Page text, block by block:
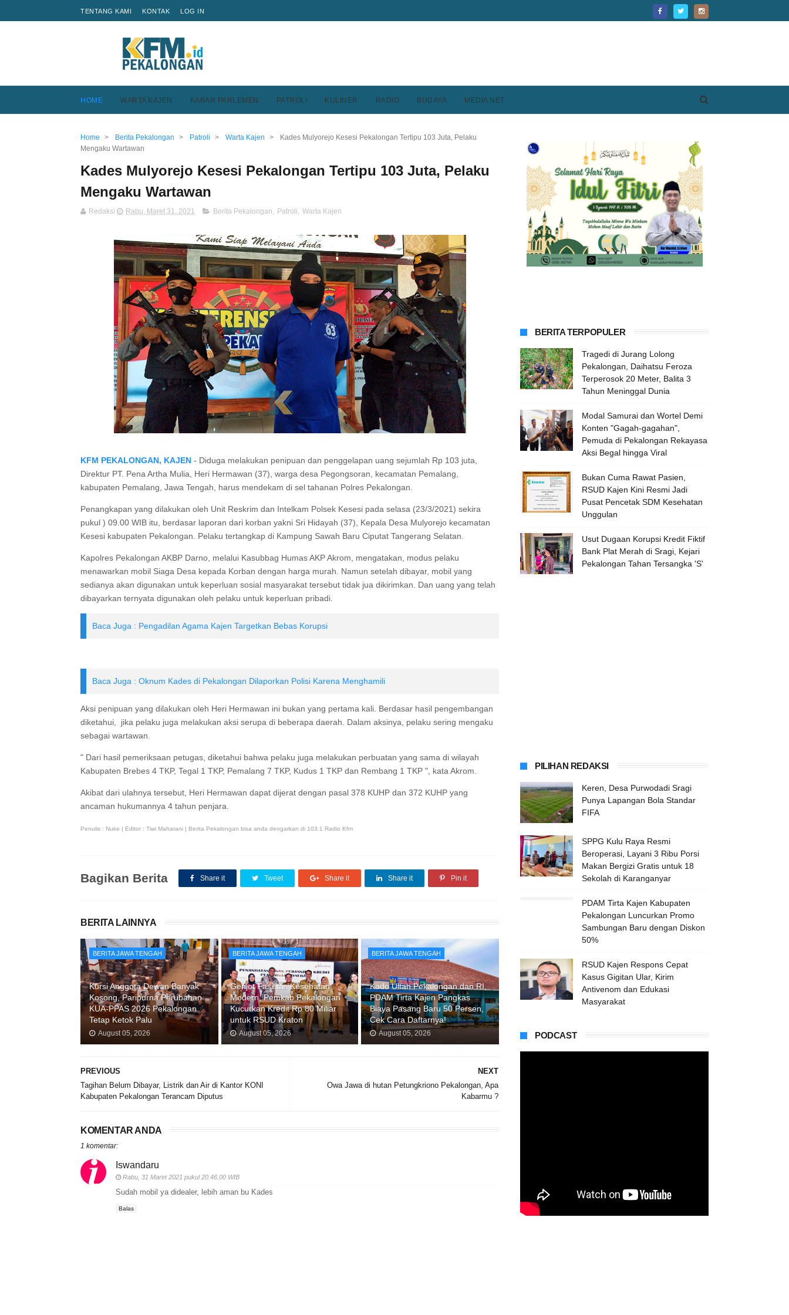
TENTANG KAMI KONTAK LOG IN
HOME WARTA KAJEN KABAR PARLEMEN PATROLI KULINER RADIO BUDAYA MEDIA NET
Home > Berita Pekalongan > Patroli > Warta Kajen >
Kades Mulyorejo Kesesi Pekalongan Tertipu 103 Juta, Pelaku
Mengaku Wartawan
Kades Mulyorejo Kesesi Pekalongan Tertipu 103 Juta, Pelaku
Mengaku Wartawan
Redaksi Rabu, Maret 31, 2021 Berita Pekalongan, Patroli, Warta Kajen
KFM PEKALONGAN, KAJEN - Diduga melakukan penipuan dan penggelapan uang sejumlah Rp 103 juta,
Direktur PT. Pena Artha Mulia, Heri Hermawan (37), warga desa Pegongsoran, kecamatan Pemalang,
kabupaten Pemalang, Jawa Tengah, harus mendekam di sel tahanan Polres Pekalongan.
Penangkapan yang dilakukan oleh Unit Reskrim dan Intelkam Polsek Kesesi pada selasa (23/3/2021) sekira
pukul ) 09.00 WIB itu, berdasar laporan dari korban yakni Sri Hidayah (37), Kepala Desa Mulyorejo kecamatan
Kesesi kabupaten Pekalongan. Pelaku tertangkap di Kampung Sawah Baru Ciputat Tangerang Selatan.
Kapolres Pekalongan AKBP Darno, melalui Kasubbag Humas AKP Akrom, mengatakan, modus pelaku
menawarkan mobil Siaga Desa kepada Korban dengan harga murah. Namun setelah dibayar, mobil yang
sedianya akan digunakan untuk keperluan sosial masyarakat tersebut tidak jua dikirimkan. Dan uang yang telah
dibayarkan ternyata digunakan oleh pelaku untuk keperluan pribadi.
Baca Juga : Pengadilan Agama Kajen Targetkan Bebas Korupsi
Baca Juga : Oknum Kades di Pekalongan Dilaporkan Polisi Karena Menghamili
Aksi penipuan yang dilakukan oleh Heri Hermawan ini bukan yang pertama kali. Berdasar hasil pengembangan
diketahui, jika pelaku juga melakukan aksi serupa di beberapa daerah. Dalam aksinya, pelaku sering mengaku
sebagai wartawan.
" Dari hasil pemeriksaan petugas, diketahui bahwa pelaku juga melakukan perbuatan yang sama di wilayah
Kabupaten Brebes 4 TKP, Tegal 1 TKP, Pemalang 7 TKP, Kudus 1 TKP dan Rembang 1 TKP ", kata Akrom.
Akibat dari ulahnya tersebut, Heri Hermawan dapat dijerat dengan pasal 378 KUHP dan 372 KUHP yang
ancaman hukumannya 4 tahun penjara.
Penulis : Nuke | Editor : Tiwi Maharani | Berita Pekalongan bisa anda dengarkan di 103.1 Radio Kfm
Bagikan Berita Share it Tweet Share it Share it Pin it
BERITA LAINNYA
BERITA JAWA TENGAH
Kursi Anggota Dewan Banyak
Kosong, Paripurna Perubahan
KUA-PPAS 2026 Pekalongan
Tetap Ketok Palu
August 05, 2026
BERITA JAWA TENGAH
Genjot Fasilitas Kesehatan
Modern, Pemkab Pekalongan
Kucurkan Kredit Rp 80 Miliar
untuk RSUD Kraton
August 05, 2026
BERITA JAWA TENGAH
Kado Ultah Pekalongan dan RI,
PDAM Tirta Kajen Pangkas
Biaya Pasang Baru 50 Persen,
Cek Cara Daftarnya!
August 05, 2026
NEXT
Owa Jawa di hutan Petungkriono Pekalongan, Apa
Kabarmu ?
PREVIOUS
Tagihan Belum Dibayar, Listrik dan Air di Kantor KONI
Kabupaten Pekalongan Terancam Diputus
KOMENTAR ANDA
1 komentar:
Iswandaru
Rabu, 31 Maret 2021 pukul 20.46.00 WIB
Sudah mobil ya didealer, lebih aman bu Kades
Balas
BERITA TERPOPULER
Tragedi di Jurang Lolong
Pekalongan, Daihatsu Feroza
Terperosok 20 Meter, Balita 3
Tahun Meninggal Dunia
Modal Samurai dan Wortel Demi
Konten "Gagah-gagahan",
Pemuda di Pekalongan Rekayasa
Aksi Begal hingga Viral
Bukan Cuma Rawat Pasien,
RSUD Kajen Kini Resmi Jadi
Pusat Pencetak SDM Kesehatan
Unggulan
Usut Dugaan Korupsi Kredit Fiktif
Bank Plat Merah di Sragi, Kejari
Pekalongan Tahan Tersangka 'S'
PILIHAN REDAKSI
Keren, Desa Purwodadi Sragi
Punya Lapangan Bola Standar
FIFA
SPPG Kulu Raya Resmi
Beroperasi, Layani 3 Ribu Porsi
Makan Bergizi Gratis untuk 18
Sekolah di Karanganyar
PDAM Tirta Kajen Kabupaten
Pekalongan Luncurkan Promo
Sambungan Baru dengan Diskon
50%
RSUD Kajen Respons Cepat
Kasus Gigitan Ular, Kirim
Antivenom dan Edukasi
Masyarakat
PODCAST